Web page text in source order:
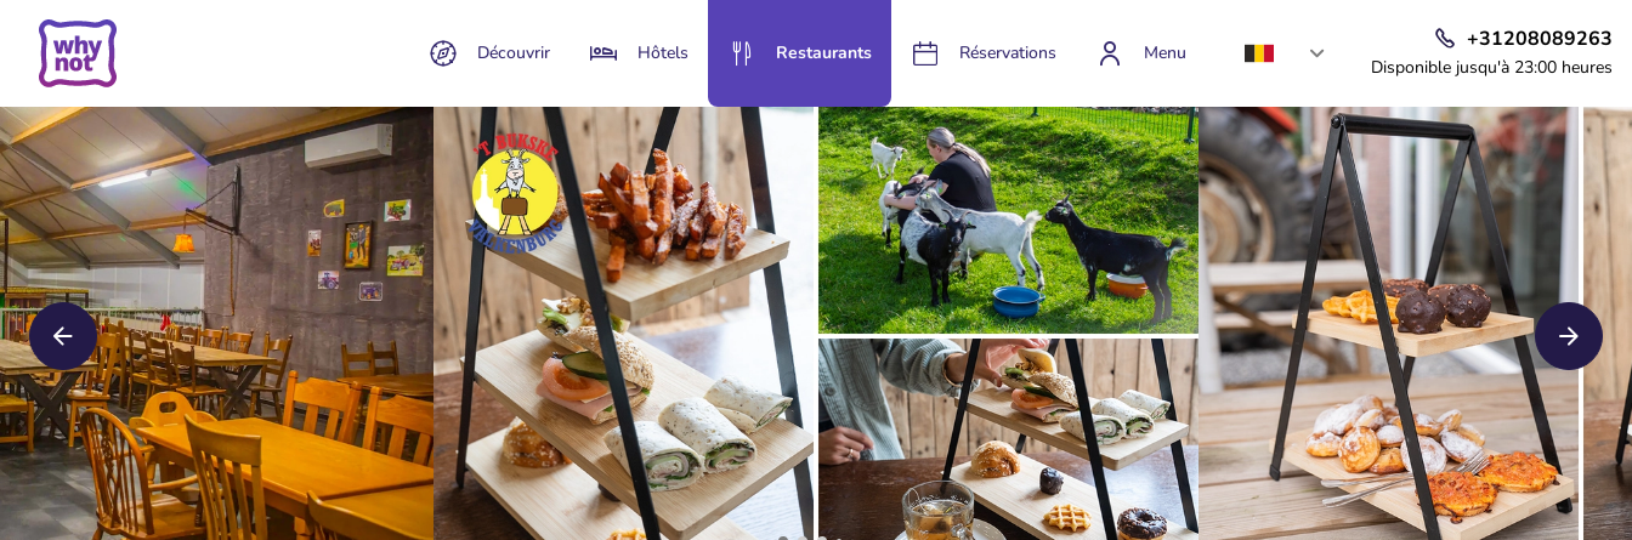
Découvrir Hôtels Restaurants Réservations Menu
+31208089263
Disponible jusqu'à 23:00 heures